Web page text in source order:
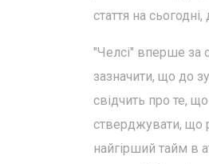
стаття на
"Челсі" вперше за
зазначити, що до
свідчить про те,
стверджувати, що
найгірший тайм в